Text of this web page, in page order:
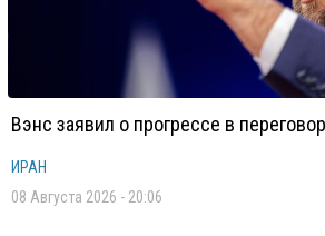
Вэнс заявил о прогрессе в
ИРАН
08 Августа 2026 - 20:06